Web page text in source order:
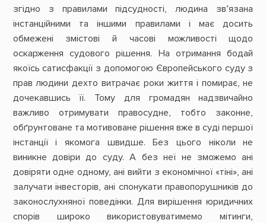
згідно з правилами підсудності, людина зв’язана
інстанційними та іншими правилами і має досить
обмежені змістові й часові можливості щодо
оскарження судового рішення. На отримання бодай
якоїсь сатисфакції з допомогою Європейського суду з
прав людини дехто витрачає роки життя і помирає, не
дочекавшись її. Тому для громадян надзвичайно
важливо отримувати правосудне, тобто законне,
обґрунтоване та мотивоване рішення вже в суді першої
інстанції і якомога швидше. Без цього ніколи не
виникне довіри до суду. А без неї не зможемо ані
довіряти одне одному, ані вийти з економічної «тіні», ані
залучати інвесторів, ані спонукати правопорушників до
законослухняної поведінки. Для вирішення юридичних
спорів широко використовуватимемо мітинги,